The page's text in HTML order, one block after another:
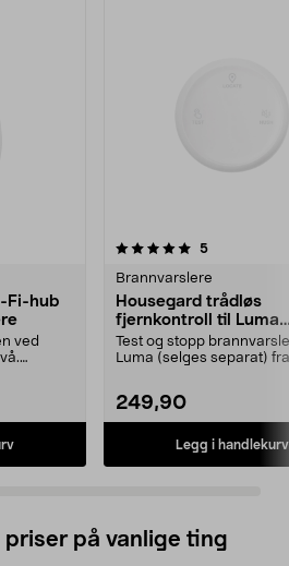
Fi-hub
ved
5anmeldelser
Brannvarslere
Housegard trådløs
fjernkontroll til Luma
brannvarslere
Test og stopp
Luma (selges separat)
249,90
Legg i handlekurv
4.0 av 5 stjerner
priser på vanlige ting